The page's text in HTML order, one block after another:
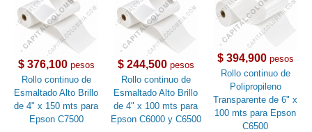
$ 376,100pesos
Rollo continuo de
Esmaltado Alto Brillo
de 4" x 150 mts para
Epson C7500
$ 244,500pesos
Rollo continuo de
Esmaltado Alto Brillo
de 4" x 100 mts para
Epson C6000 y C6500
$ 394,900pesos
Rollo continuo de
Polipropileno
Transparente de 6" x
100 mts para Epson
C6500